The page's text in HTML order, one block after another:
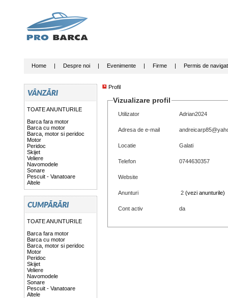
Home| Despre noi| Evenimente| Firme| Permis de
TOATE ANUNTURILE
Barca fara motor
Barca cu motor
Barca, motor si peridoc
Motor
Peridoc
Skijet
Veliere
Navomodele
Sonare
Pescuit - Vanatoare
Altele
TOATE ANUNTURILE
Barca fara motor
Barca cu motor
Barca, motor si peridoc
Motor
Peridoc
Skijet
Veliere
Navomodele
Sonare
Pescuit - Vanatoare
Altele
Profil
Vizualizare profil
Utilizator Adrian2024
Adresa de e-mail
Locatie Galati
Telefon 0744630357
Website
Anunturi 2 (vezi anunturile)
Cont activ da